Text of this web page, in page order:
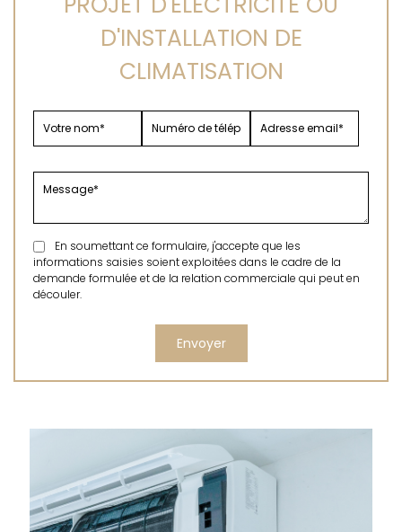
D'INSTALLATION DE
CLIMATISATION
En soumettant ce formulaire, j'accepte que les
informations saisies soient exploitées dans le cadre de la
demande formulée et de la relation commerciale qui peut en
découler.